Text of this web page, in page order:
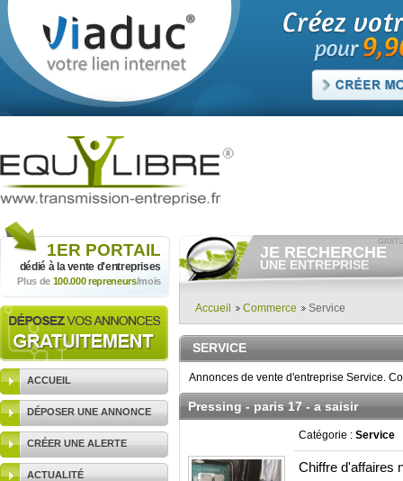
1ER PORTAIL
dédié à la vente d'entreprises
Plus de 100.000 repreneurs/mois
ACCUEIL
DÉPOSER UNE ANNONCE
CRÉER UNE ALERTE
ACTUALITÉ
JE RECHERCHE
UNE ENTREPRISE
Consulter gratuitementles
vendre.
Et/ou déposergratuitement
votre recherche d'entreprise.
ANNONCE
Accueil Commerce Service
SERVICE
Annonces de vente d'entreprise Service.
Pressing - paris 17 - a saisir
Catégorie : Service
Chiffre d'affaires